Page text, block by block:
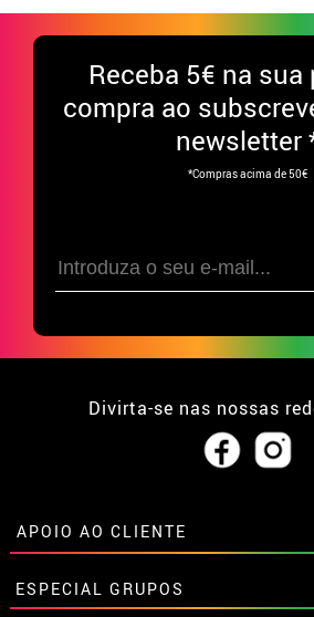
Receba 5€ na sua
compra ao
newsletter
*Compras acima de 50€
Divirta-se nas nossas
APOIO AO CLIENTE
• Sobre nós
• Condições de venda
ESPECIAL GRUPOS